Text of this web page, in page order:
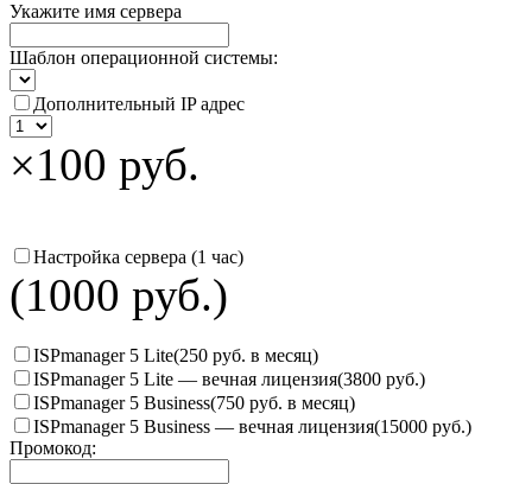
Укажите имя сервера
Шаблон операционной системы:
Дополнительный IP адрес
×100 руб.
Настройка сервера (1 час)
(1000 руб.)
ISPmanager 5 Lite(250 руб. в месяц)
ISPmanager 5 Lite — вечная лицензия(3800 руб.)
ISPmanager 5 Business(750 руб. в месяц)
ISPmanager 5 Business — вечная лицензия(15000 руб.)
Промокод: